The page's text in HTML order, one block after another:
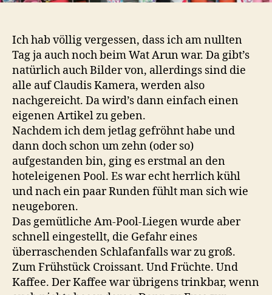
Ich hab völlig vergessen, dass ich am nullten
Tag ja auch noch beim Wat Arun war. Da gibt’s
natürlich auch Bilder von, allerdings sind die
alle auf Claudis Kamera, werden also
nachgereicht. Da wird’s dann einfach einen
eigenen Artikel zu geben.
Nachdem ich dem jetlag gefröhnt habe und
dann doch schon um zehn (oder so)
aufgestanden bin, ging es erstmal an den
hoteleigenen Pool. Es war echt herrlich kühl
und nach ein paar Runden fühlt man sich wie
neugeboren.
Das gemütliche Am-Pool-Liegen wurde aber
schnell eingestellt, die Gefahr eines
überraschenden Schlafanfalls war zu groß.
Zum Frühstück Croissant. Und Früchte. Und
Kaffee. Der Kaffee war übrigens trinkbar, wenn